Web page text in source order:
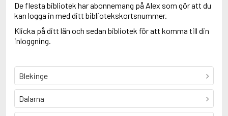
De flesta bibliotek har abonnemang på Alex som gör att du
kan logga in med ditt bibliotekskortsnummer.
Klicka på ditt län och sedan bibliotek för att komma till din
inloggning.
Blekinge
Dalarna